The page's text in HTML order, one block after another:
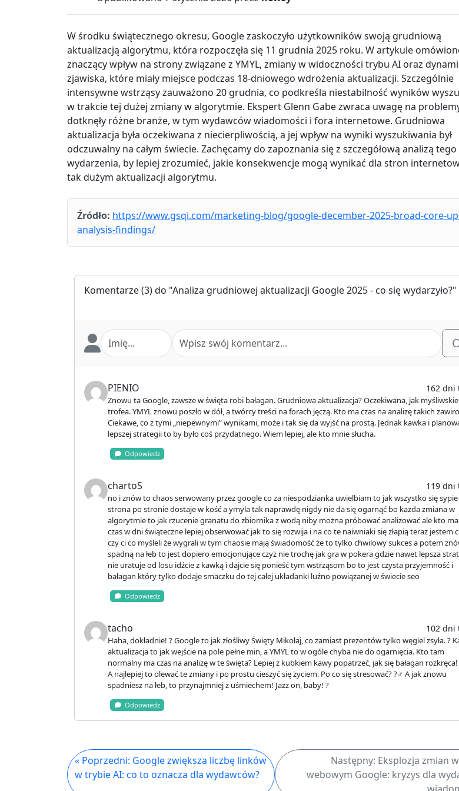
W środku świątecznego okresu, Google zaskoczyło użytkowników swoją grudniową
aktualizacją algorytmu, która rozpoczęła się 11 grudnia 2025 roku. W artykule
znaczący wpływ na strony związane z YMYL, zmiany w widoczności trybu AI oraz
zjawiska, które miały miejsce podczas 18-dniowego wdrożenia aktualizacji. Szczególnie
intensywne wstrząsy zauważono 20 grudnia, co podkreśla niestabilność wyników
w trakcie tej dużej zmiany w algorytmie. Ekspert Glenn Gabe zwraca uwagę na
dotknęły różne branże, w tym wydawców wiadomości i fora internetowe. Grudniowa
aktualizacja była oczekiwana z niecierpliwością, a jej wpływ na wyniki wyszukiwania był
odczuwalny na całym świecie. Zachęcamy do zapoznania się z szczegółową analizą tego
wydarzenia, by lepiej zrozumieć, jakie konsekwencje mogą wynikać dla stron
tak dużym aktualizacji algorytmu.
Źródło: https://www.gsqi.com/marketing-blog/google-december-2025-broad-core-
analysis-findings/
Komentarze(3) do "Analiza grudniowej aktualizacji Google 2025 - co się wydarzyło?"
PIENIO 162 dni
Znowu ta Google, zawsze w święta robi bałagan. Grudniowa aktualizacja? Oczekiwana, jak myśliwskie
trofea. YMYL znowu poszło w dół, a twórcy treści na forach jęczą. Kto ma czas na analizę takich
Ciekawe, co z tymi „niepewnymi” wynikami, może i tak się da wyjść na prostą. Jednak kawka i
lepszej strategii to by było coś przydatnego. Wiem lepiej, ale kto mnie słucha.
Odpowiedz
chartoS 119 dni
no i znów to chaos serwowany przez google co za niespodzianka uwielbiam to jak wszystko się
strona po stronie dostaje w kość a ymyla tak naprawdę nigdy nie da się ogarnąć bo każda zmiana w
algorytmie to jak rzucenie granatu do zbiornika z wodą niby można próbować analizować ale kto
czas w dni świąteczne lepiej obserwować jak to się rozwija i na co te naiwniaki się złapią teraz jestem
czy ci co myśleli że wygrali w tym chaosie mają świadomość że to tylko chwilowy sukces a potem
spadną na łeb to jest dopiero emocjonujące czyż nie trochę jak gra w pokera gdzie nawet lepsza
nie uratuje od losu idźcie z kawką i dajcie się ponieść tym wstrząsom bo to jest czysta przyjemność i
bałagan który tylko dodaje smaczku do tej całej układanki luźno powiązanej w świecie seo
Odpowiedz
tacho 102 dni
Haha, dokładnie! ? Google to jak złośliwy Święty Mikołaj, co zamiast prezentów tylko węgiel zsyła. ?
aktualizacja to jak wejście na pole pełne min, a YMYL to w ogóle chyba nie do ogarnięcia. Kto tam
normalny ma czas na analizę w te święta? Lepiej z kubkiem kawy popatrzeć, jak się bałagan
A najlepiej to olewać te zmiany i po prostu cieszyć się życiem. Po co się stresować? ?‍♂️ A jak znowu
spadniesz na łeb, to przynajmniej z uśmiechem! Jazz on, baby! ?
Odpowiedz
« Poprzedni: Google zwiększa liczbę linków
w trybie AI: co to oznacza dla wydawców?
Następny: Eksplozja zmian
webowym Google: kryzys dla